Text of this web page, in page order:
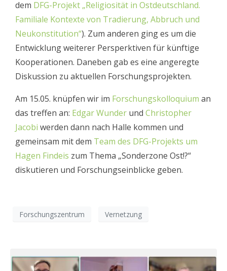
dem DFG-Projekt „Religiosität in Ostdeutschland.
Familiale Kontexte von Tradierung, Abbruch und
Neukonstitution“). Zum anderen ging es um die
Entwicklung weiterer Persperktiven für künftige
Kooperationen. Daneben gab es eine angeregte
Diskussion zu aktuellen Forschungsprojekten.
Am 15.05. knüpfen wir im Forschungskolloquium an
das treffen an: Edgar Wunder und Christopher
Jacobi werden dann nach Halle kommen und
gemeinsam mit dem Team des DFG-Projekts um
Hagen Findeis zum Thema „Sonderzone Ost!?“
diskutieren und Forschungseinblicke geben.
Forschungszentrum Vernetzung